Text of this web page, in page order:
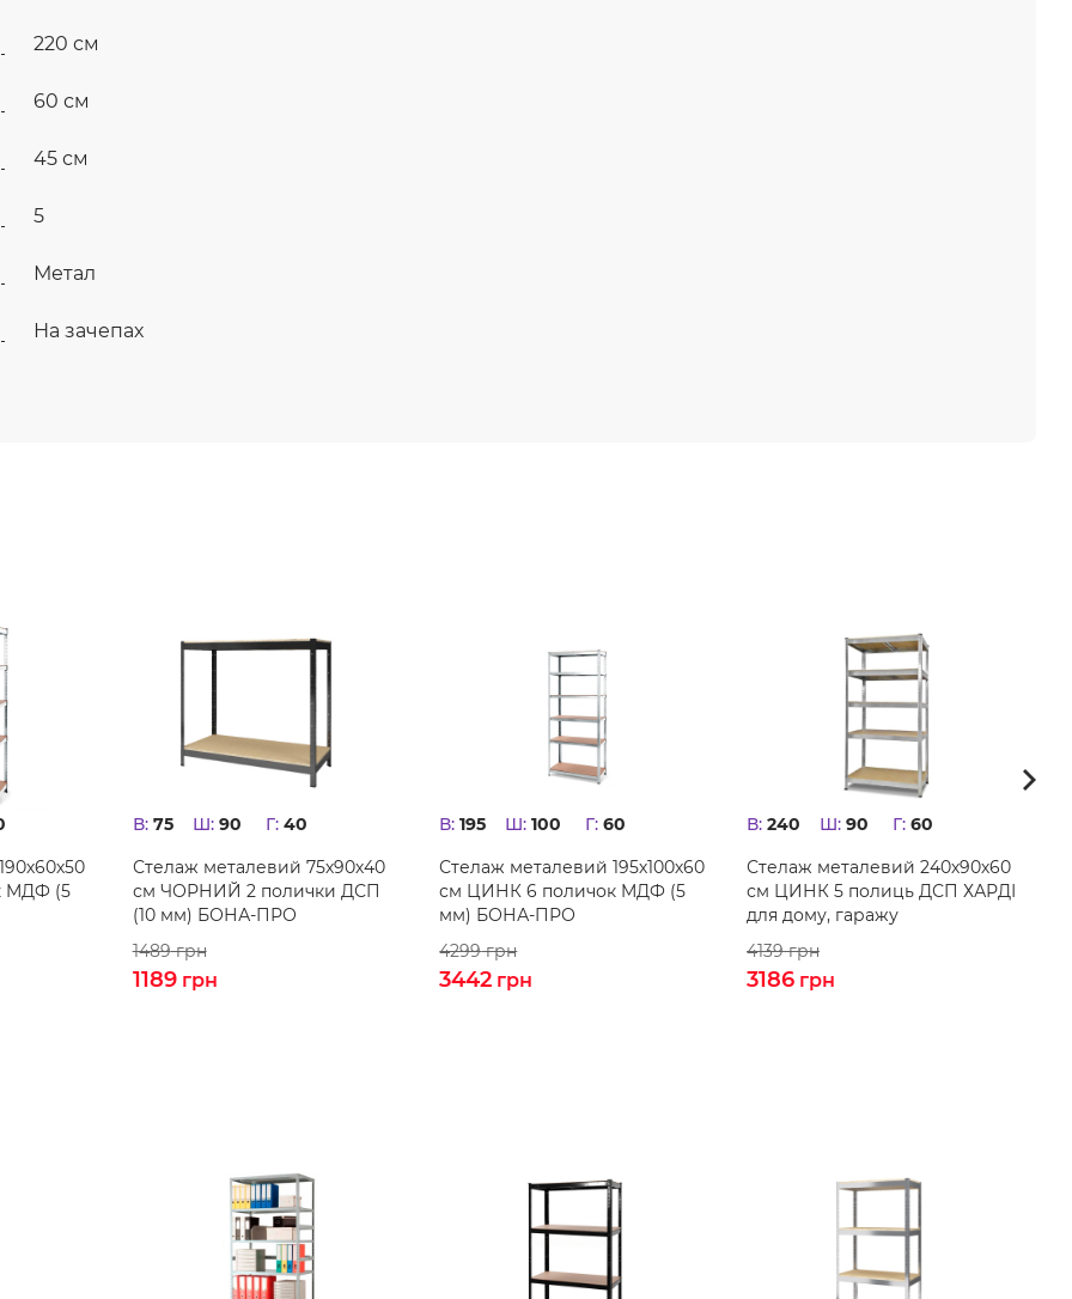
220 см
60 см
45 см
5
Метал
На зачепах
MДФ (5
В: 75 Ш: 90 Г: 40
Стелаж металевий 75х90х40
см ЧОРНИЙ 2 полички ДСП
(10 мм) БОНА-ПРО
1489грн
1189грн
В: 195 Ш: 100 Г: 60
Стелаж металевий 195х100х60
см ЦИНК 6 поличок MДФ (5
мм) БОНА-ПРО
4299грн
3442 грн
В: 240 Ш: 90 Г: 60
Стелаж металевий 240х90х60
см ЦИНК 5 полиць ДСП ХАРДІ
для дому, гаражу
4139грн
3186 грн